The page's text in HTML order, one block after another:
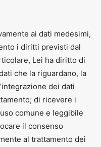
ai dati medesimi,
i diritti previsti dal
Lei ha diritto di
che la riguardano, la
dei dati
di ricevere i
comune e leggibile
il consenso
al trattamento dei